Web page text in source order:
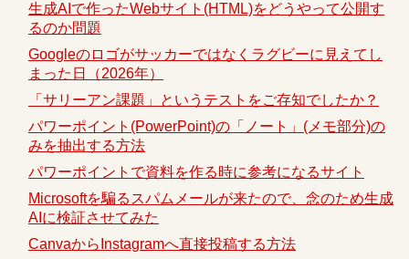
生成AIで作ったWebサイト(HTML)をどうやって公開す
るのか問題
Googleのロゴがサッカーではなくラグビーに見えてし
まった日（2026年）
「サリーアン課題」というテストをご存知でしたか？
パワーポイント(PowerPoint)の「ノート」(メモ部分)の
みを抽出する方法
パワーポイントで資料を作る時に参考になるサイト
Microsoftを騙るスパムメールが来たので、念のため生成
AIに検証させてみた
CanvaからInstagramへ直接投稿する方法